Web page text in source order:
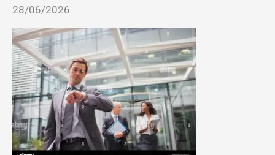
28/06/2026